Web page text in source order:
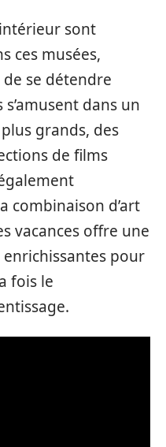
sont
ces musées,
se détendre
dans un
grands, des
de films
combinaison d’art
vacances offre une
enrichissantes pour
fois le